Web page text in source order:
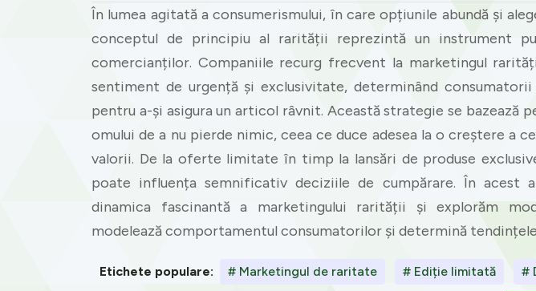
În lumea agitată a consumerismului, în care opțiunile abundă și
conceptul de principiu al rarității reprezintă un instrument
comercianților. Companiile recurg frecvent la marketingul
sentiment de urgență și exclusivitate, determinând
pentru a-și asigura un articol râvnit. Această strategie se bazează
omului de a nu pierde nimic, ceea ce duce adesea la o creștere a
valorii. De la oferte limitate în timp la lansări de produse
poate influența semnificativ deciziile de cumpărare. În acest
dinamica fascinantă a marketingului rarității și explorăm
modelează comportamentul consumatorilor și determină
Etichete populare: # Marketingul de raritate # Ediție limitată #